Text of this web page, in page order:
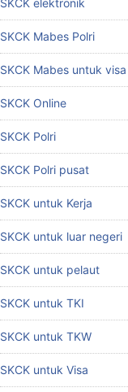
SKCK elektronik
SKCK Mabes Polri
SKCK Mabes untuk visa
SKCK Online
SKCK Polri
SKCK Polri pusat
SKCK untuk Kerja
SKCK untuk luar negeri
SKCK untuk pelaut
SKCK untuk TKI
SKCK untuk TKW
SKCK untuk Visa